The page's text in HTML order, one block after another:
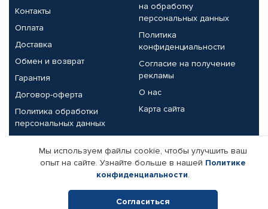
Контакты
Оплата
Доставка
Обмен и возврат
Гарантия
Договор-оферта
Политика обработки
персональных данных
на обработку
персональных данных
Политика
конфиденциальности
Согласие на получение
рекламы
О нас
Карта сайта
Партнерам
Корпоративным клиентам
Поставщикам
Реквизиты компании
Мы используем файлы cookie, чтобы улучшить ваш
опыт на сайте. Узнайте больше в нашей Политике
конфиденциальности.
Согласиться